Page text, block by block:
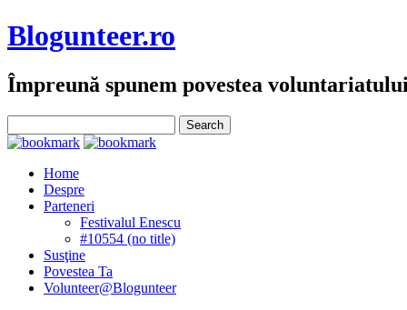
Blogunteer.ro
Împreună spunem povestea
Home
Despre
Parteneri
Festivalul Enescu
#10554 (no title)
Susţine
Povestea Ta
Volunteer@Blogunteer